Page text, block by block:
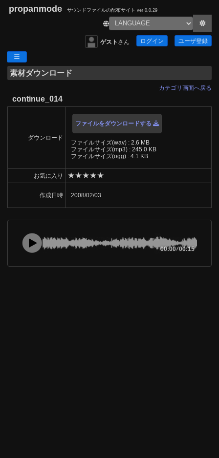
propanmode サウンドファイルの配布サイト ver 0.0.29
ゲスト さん ログイン ユーザ登録
素材ダウンロード
カテゴリ画面へ戻る
continue_014
ダウンロード
ファイルをダウンロードする
ファイルサイズ(wav) : 2.6 MB
ファイルサイズ(mp3) : 245.0 KB
ファイルサイズ(ogg) : 4.1 KB
お気に入り ★★★★★
作成日時 2008/02/03
00:00/00:15